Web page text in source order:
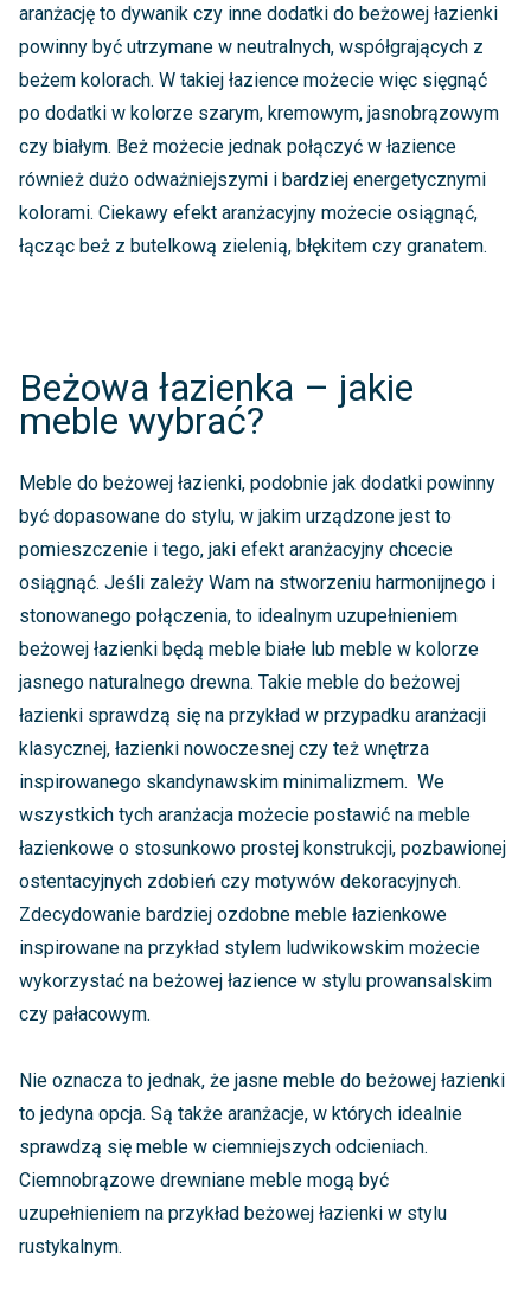
aranżację to dywanik czy inne dodatki do beżowej łazienki
powinny być utrzymane w neutralnych, współgrających z
beżem kolorach. W takiej łazience możecie więc sięgnąć
po dodatki w kolorze szarym, kremowym, jasnobrązowym
czy białym. Beż możecie jednak połączyć w łazience
również dużo odważniejszymi i bardziej energetycznymi
kolorami. Ciekawy efekt aranżacyjny możecie osiągnąć,
łącząc beż z butelkową zielenią, błękitem czy granatem.
Beżowa łazienka – jakie
meble wybrać?
Meble do beżowej łazienki, podobnie jak dodatki powinny
być dopasowane do stylu, w jakim urządzone jest to
pomieszczenie i tego, jaki efekt aranżacyjny chcecie
osiągnąć. Jeśli zależy Wam na stworzeniu harmonijnego i
stonowanego połączenia, to idealnym uzupełnieniem
beżowej łazienki będą meble białe lub meble w kolorze
jasnego naturalnego drewna. Takie meble do beżowej
łazienki sprawdzą się na przykład w przypadku aranżacji
klasycznej, łazienki nowoczesnej czy też wnętrza
inspirowanego skandynawskim minimalizmem. We
wszystkich tych aranżacja możecie postawić na meble
łazienkowe o stosunkowo prostej konstrukcji, pozbawionej
ostentacyjnych zdobień czy motywów dekoracyjnych.
Zdecydowanie bardziej ozdobne meble łazienkowe
inspirowane na przykład stylem ludwikowskim możecie
wykorzystać na beżowej łazience w stylu prowansalskim
czy pałacowym.
Nie oznacza to jednak, że jasne meble do beżowej łazienki
to jedyna opcja. Są także aranżacje, w których idealnie
sprawdzą się meble w ciemniejszych odcieniach.
Ciemnobrązowe drewniane meble mogą być
uzupełnieniem na przykład beżowej łazienki w stylu
rustykalnym.